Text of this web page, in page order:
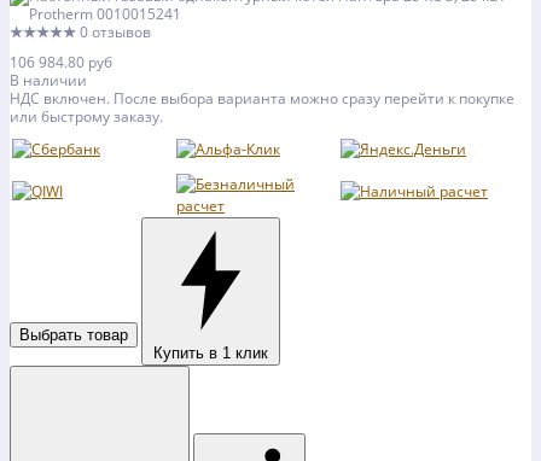
★★★★★0 отзывов
106 984.80 руб
В наличии
НДС включен. После выбора варианта можно сразу перейти к покупке
или быстрому заказу.
Выбрать товар
Купить в 1 клик